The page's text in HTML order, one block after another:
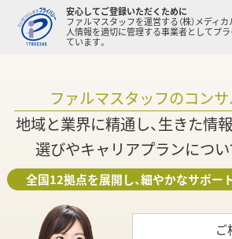
安心してご登録いただくために
ファルマスタッフを運営する（株）メディ
人情報を適切に管理する事業者としてプ
ています。
ファルマスタッフのコン
地域と業界に精通し、生きた情
選びやキャリアプランにつ
全国12拠点を展開し、細やかなサポー
ご